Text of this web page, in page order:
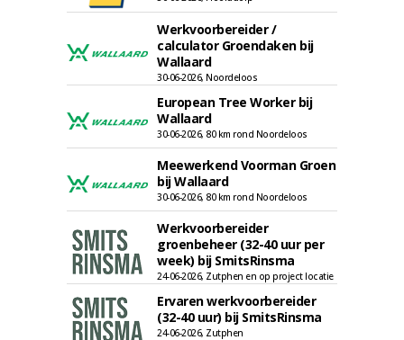
Werkvoorbereider /
calculator Groendaken bij
Wallaard
30-06-2026, Noordeloos
European Tree Worker bij
Wallaard
30-06-2026, 80 km rond Noordeloos
Meewerkend Voorman Groen
bij Wallaard
30-06-2026, 80 km rond Noordeloos
Werkvoorbereider
groenbeheer (32-40 uur per
week) bij SmitsRinsma
24-06-2026, Zutphen en op project locatie
Ervaren werkvoorbereider
(32-40 uur) bij SmitsRinsma
24-06-2026, Zutphen